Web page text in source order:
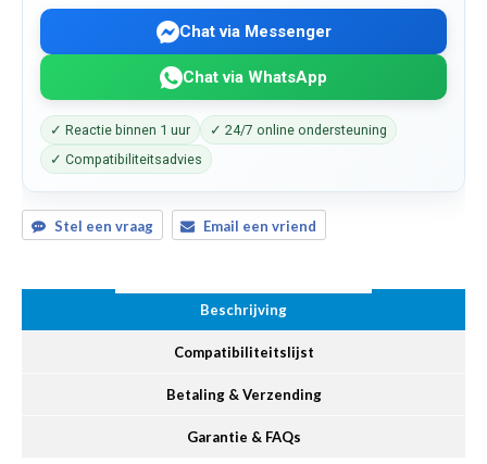
Chat via Messenger
Chat via WhatsApp
✓ Reactie binnen 1 uur
✓ 24/7 online ondersteuning
✓ Compatibiliteitsadvies
Stel een vraag Email een vriend
Beschrijving
Compatibiliteitslijst
Betaling & Verzending
Garantie & FAQs